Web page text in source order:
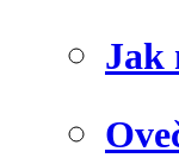
Jak